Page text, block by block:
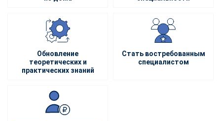
Обновление
теоретических и
практических знаний
Стать востребованным
специалистом